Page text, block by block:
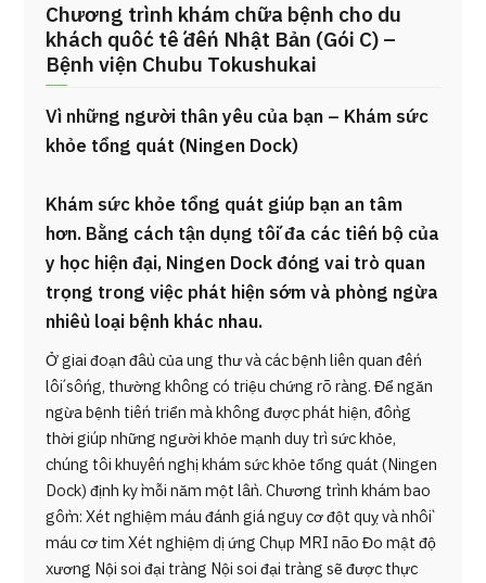
Chương trình khám chữa bệnh cho du
khách quốc tế đến Nhật Bản (Gói C) –
Bệnh viện Chubu Tokushukai
Vì những người thân yêu của bạn – Khám sức
khỏe tổng quát (Ningen Dock)
Khám sức khỏe tổng quát giúp bạn an tâm
hơn. Bằng cách tận dụng tối đa các tiến bộ của
y học hiện đại, Ningen Dock đóng vai trò quan
trọng trong việc phát hiện sớm và phòng ngừa
nhiều loại bệnh khác nhau.
Ở giai đoạn đầu của ung thư và các bệnh liên quan đến
lối sống, thường không có triệu chứng rõ ràng. Để ngăn
ngừa bệnh tiến triển mà không được phát hiện, đồng
thời giúp những người khỏe mạnh duy trì sức khỏe,
chúng tôi khuyến nghị khám sức khỏe tổng quát (Ningen
Dock) định kỳ mỗi năm một lần. Chương trình khám bao
gồm: Xét nghiệm máu đánh giá nguy cơ đột quỵ và nhồi
máu cơ tim Xét nghiệm dị ứng Chụp MRI não Đo mật độ
xương Nội soi đại tràng Nội soi đại tràng sẽ được thực